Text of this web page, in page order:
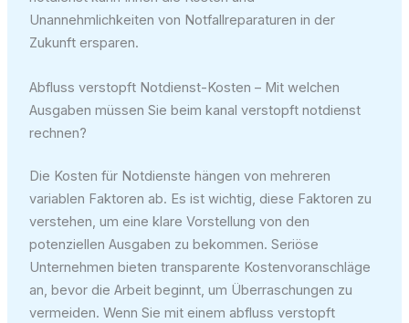
Unannehmlichkeiten von Notfallreparaturen in der
Zukunft ersparen.
Abfluss verstopft Notdienst-Kosten – Mit welchen
Ausgaben müssen Sie beim kanal verstopft notdienst
rechnen?
Die Kosten für Notdienste hängen von mehreren
variablen Faktoren ab. Es ist wichtig, diese Faktoren zu
verstehen, um eine klare Vorstellung von den
potenziellen Ausgaben zu bekommen. Seriöse
Unternehmen bieten transparente Kostenvoranschläge
an, bevor die Arbeit beginnt, um Überraschungen zu
vermeiden. Wenn Sie mit einem abfluss verstopft